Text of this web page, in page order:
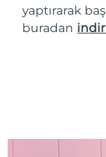
yaptırarak
buradan